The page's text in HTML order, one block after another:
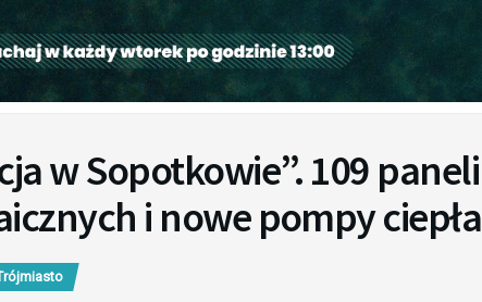
w Sopotkowie”. 109 paneli
i nowe pompy ciepła